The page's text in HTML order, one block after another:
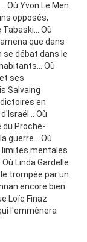
Où Yvon Le Men
opposés,
Où
que dans
se débat dans le
Où
ses
Salvaing
en
Où
du Proche-
guerre... Où
limites mentales
Linda Gardelle
trompée par un
encore bien
Loïc Finaz
l'emmènera